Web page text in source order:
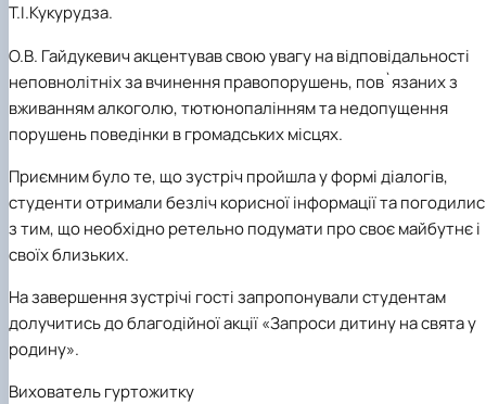
Т.І.Кукурудза.
О.В. Гайдукевич акцентував свою увагу на відповідальності
неповнолітніх за вчинення правопорушень, пов`язаних з
вживанням алкоголю, тютюнопалінням та недопущення
порушень поведінки в громадських місцях.
Приємним було те, що зустріч пройшла у формі діалогів,
студенти отримали безліч корисної інформації та
з тим, що необхідно ретельно подумати про своє майбутнє і
своїх близьких.
На завершення зустрічі гості запропонували студентам
долучитись до благодійної акції «Запроси дитину на свята у
родину».
Вихователь гуртожитку